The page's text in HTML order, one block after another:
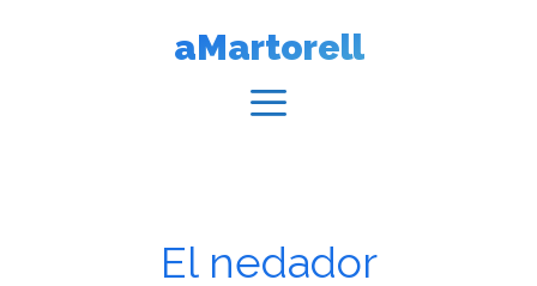
aMartorell
El nedador